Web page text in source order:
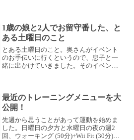
げる...
1歳の娘と2人でお留守番した、と
ある土曜日のこと
とある土曜日のこと。奥さんがイベント
のお手伝いに行くというので、息子と一
緒に出かけていきました。そのイベント
を言うのがマイブームこ...
最近のトレーニングメニューを大
公開！
先週から思うことがあって運動を始めま
した。日曜日の夕方と水曜日の夜の週2
回、ウォーキング (50分)+Wii Fit (30分)を